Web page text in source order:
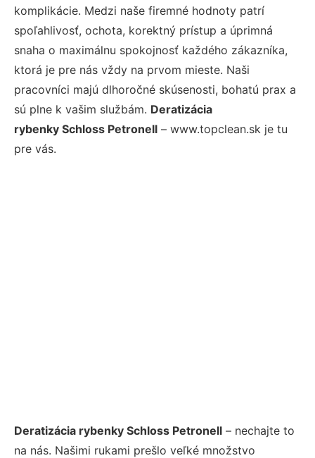
komplikácie. Medzi naše firemné hodnoty patrí
spoľahlivosť, ochota, korektný prístup a úprimná
snaha o maximálnu spokojnosť každého zákazníka,
ktorá je pre nás vždy na prvom mieste. Naši
pracovníci majú dlhoročné skúsenosti, bohatú prax a
sú plne k vašim službám. Deratizácia
rybenky Schloss Petronell – www.topclean.sk je tu
pre vás.
Deratizácia rybenky Schloss Petronell – nechajte to
na nás. Našimi rukami prešlo veľké množstvo